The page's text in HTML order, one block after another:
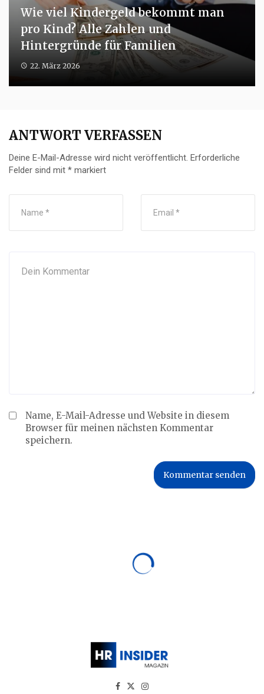
Wie viel Kindergeld bekommt man
pro Kind? Alle Zahlen und
Hintergründe für Familien
22. März 2026
ANTWORT VERFASSEN
Deine E-Mail-Adresse wird nicht veröffentlicht. Erforderliche
Felder sind mit * markiert
Name, E-Mail-Adresse und Website in diesem
Browser für meinen nächsten Kommentar
speichern.